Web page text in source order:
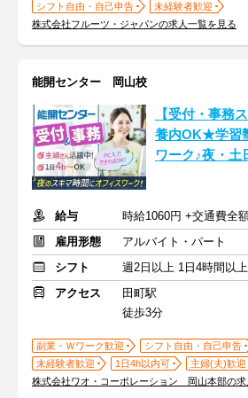
シフト自由・自己申告
未経験者歓迎
株式会社フルーツ・ジャパンの求人一覧を見る
能開センター 岡山校
【受付・事務
養内OK★学習
ワーク♪夜・土
給与
時給1060円 +交通費全
雇用形態
アルバイト・パート
シフト
週2日以上 1日4時間以上
アクセス
田町駅
徒歩3分
副業・Ｗワーク歓迎
シフト自由・自己申告
未経験者歓迎
1日4h以内可
主婦(夫)歓迎
株式会社ワオ・コーポレーション 岡山本部の求